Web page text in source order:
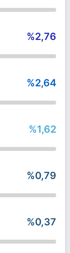
%2,76
%2,64
%1,62
%0,79
%0,37